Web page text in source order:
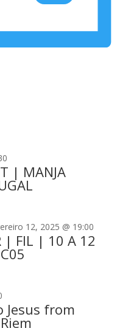
| MANJA
12, 2025 @ 19:00
| FIL | 10 A 12
Jesus from